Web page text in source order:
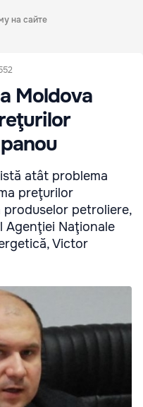
на сайте
Moldova
atât problema
preţurilor
petroliere,
Agenţiei Naţionale
Victor